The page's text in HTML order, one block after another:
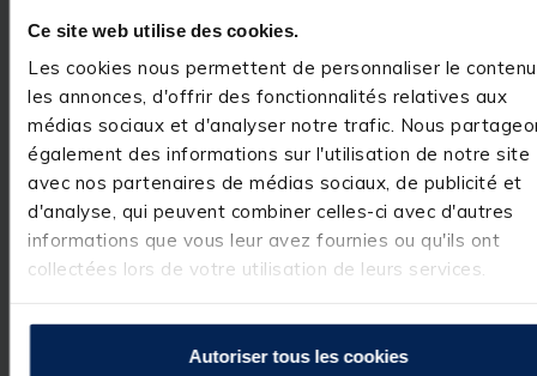
Ce site web utilise des cookies.
Les cookies nous permettent de personnaliser le
les annonces, d'offrir des fonctionnalités relatives aux
médias sociaux et d'analyser notre trafic. Nous
également des informations sur l'utilisation de notre site
avec nos partenaires de médias sociaux, de publicité et
d'analyse, qui peuvent combiner celles-ci avec d'autres
informations que vous leur avez fournies ou qu'ils ont
collectées lors de votre utilisation de leurs services.
Autoriser tous les cookies
Support de fixation multipositions
Spécifications
Réf.
11118-1
Marque
MINN KOTA